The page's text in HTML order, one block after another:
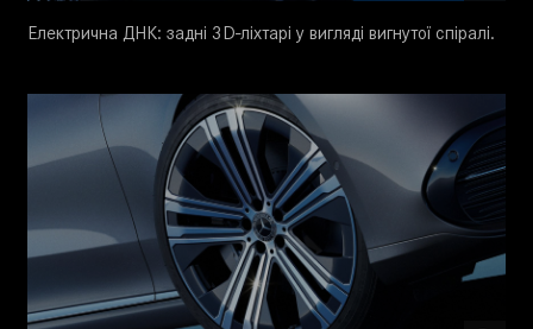
Електрична ДНК: задні 3D-ліхтарі у вигляді вигнутої спіралі.